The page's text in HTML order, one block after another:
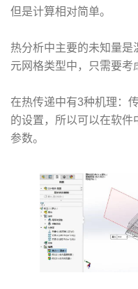
但是计算相对简单。
热分析中主要的未知量
元网格类型中，只需要考
在热传递中有3种机理：
的设置，所以可以在软件
参数。